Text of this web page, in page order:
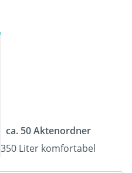
ca. 50 Aktenordner
350 Liter komfortabel